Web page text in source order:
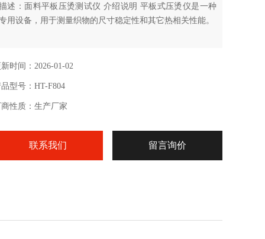
述：面料平板压烫测试仪 介绍说明 平板式压烫仪是一种
用设备，用于测量织物的尺寸稳定性和其它热相关性能。
新时间：2026-01-02
品型号：HT-F804
商性质：生产厂家
联系我们 留言询价